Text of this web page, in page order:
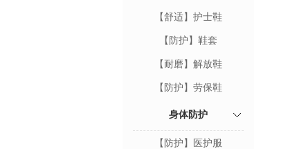
【舒适】护士鞋
【防护】鞋套
【耐磨】解放鞋
【防护】劳保鞋
身体防护
【防护】医护服